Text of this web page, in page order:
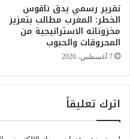
ل
تقرير رسمي يدق ناقوس
الخطر: المغرب مطالب بتعزيز
مخزوناته الاستراتيجية من
المحروقات والحبوب
7 أغسطس، 2026
اترك تعليقاً